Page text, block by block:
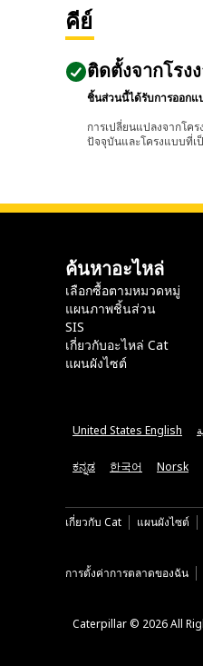
คีย์
ติดตั้งจากโรง
ชิ้นส่วนนี้ได้รับการออก
การเปลี่ยนแปลงจากโ
ปัจจุบันและโครงแบบที่เ
ค้นหาอะไหล่
เลือกซื้อตามหมวดหมู่
แผนภาพชิ้นส่วน
SIS
เกี่ยวกับอะไหล่ Cat
แผนผังไซต์
United States English
ಕನ್ನಡ 한국어 Norsk
เกี่ยวกับ Cat แผนผังไซต์
การตั้งค่าการตลาดของฉัน
Caterpillar © 2026 All